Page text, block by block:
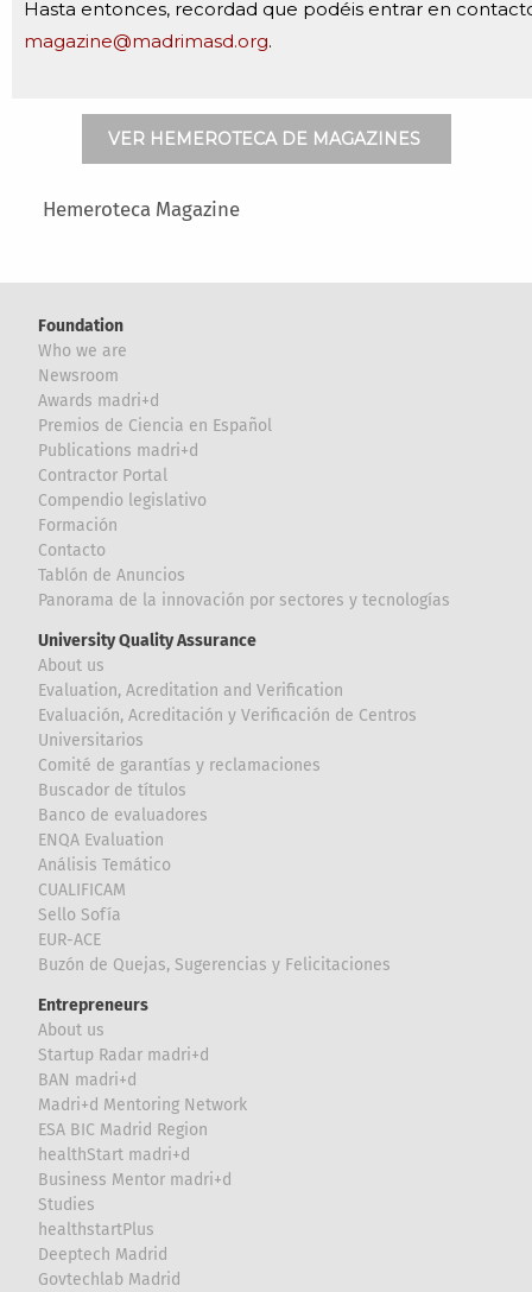
Main menu
Hemeroteca Magazine
Hasta entonces, recordad que podéis entrar en
magazine@madrimasd.org.
VER HEMEROTECA DE MAGAZINES
Foundation
Who we are
Newsroom
Awards madri+d
Premios de Ciencia en Español
Publications madri+d
Contractor Portal
Compendio legislativo
Formación
Contacto
Tablón de Anuncios
Panorama de la innovación por sectores y tecnologías
University Quality Assurance
About us
Evaluation, Acreditation and Verification
Evaluación, Acreditación y Verificación de Centros
Universitarios
Comité de garantías y reclamaciones
Buscador de títulos
Banco de evaluadores
ENQA Evaluation
Análisis Temático
CUALIFICAM
Sello Sofía
EUR-ACE
Buzón de Quejas, Sugerencias y Felicitaciones
Entrepreneurs
About us
Startup Radar madri+d
BAN madri+d
Madri+d Mentoring Network
ESA BIC Madrid Region
healthStart madri+d
Business Mentor madri+d
Studies
healthstartPlus
Deeptech Madrid
Govtechlab Madrid